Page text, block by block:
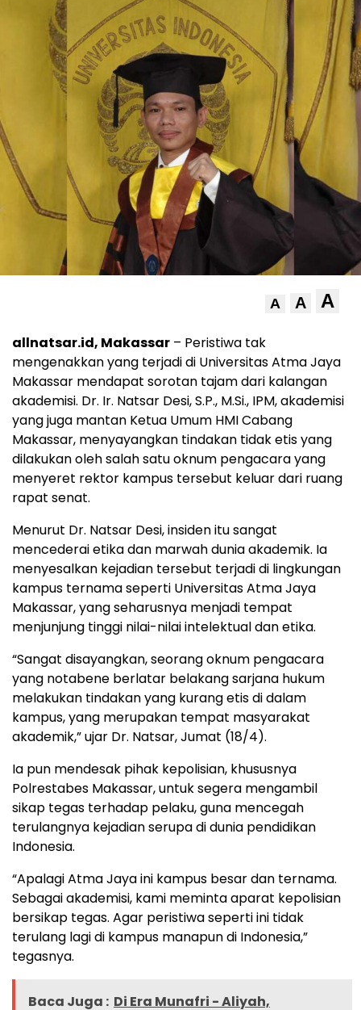
A A A
allnatsar.id, Makassar – Peristiwa tak
mengenakkan yang terjadi di Universitas Atma Jaya
Makassar mendapat sorotan tajam dari kalangan
akademisi. Dr. Ir. Natsar Desi, S.P., M.Si., IPM, akademisi
yang juga mantan Ketua Umum HMI Cabang
Makassar, menyayangkan tindakan tidak etis yang
dilakukan oleh salah satu oknum pengacara yang
menyeret rektor kampus tersebut keluar dari ruang
rapat senat.
Menurut Dr. Natsar Desi, insiden itu sangat
mencederai etika dan marwah dunia akademik. Ia
menyesalkan kejadian tersebut terjadi di lingkungan
kampus ternama seperti Universitas Atma Jaya
Makassar, yang seharusnya menjadi tempat
menjunjung tinggi nilai-nilai intelektual dan etika.
“Sangat disayangkan, seorang oknum pengacara
yang notabene berlatar belakang sarjana hukum
melakukan tindakan yang kurang etis di dalam
kampus, yang merupakan tempat masyarakat
akademik,” ujar Dr. Natsar, Jumat (18/4).
Ia pun mendesak pihak kepolisian, khususnya
Polrestabes Makassar, untuk segera mengambil
sikap tegas terhadap pelaku, guna mencegah
terulangnya kejadian serupa di dunia pendidikan
Indonesia.
“Apalagi Atma Jaya ini kampus besar dan ternama.
Sebagai akademisi, kami meminta aparat kepolisian
bersikap tegas. Agar peristiwa seperti ini tidak
terulang lagi di kampus manapun di Indonesia,”
tegasnya.
Baca Juga : Di Era Munafri - Aliyah,